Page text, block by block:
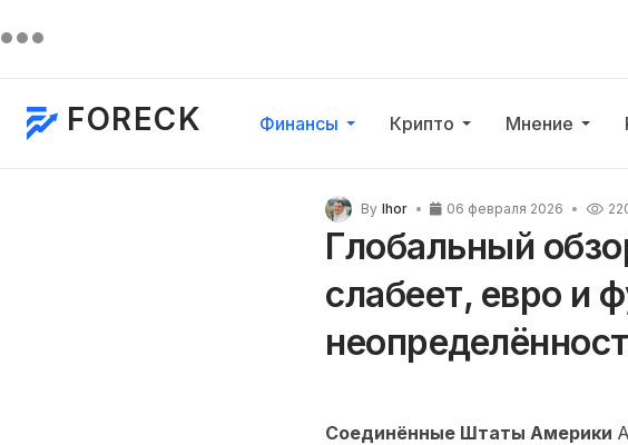
FORECK Финансы Крипто Мнение
By Ihor 06 февраля 2026
Глобальный
слабеет, евро и
Соединённые Штаты Америки